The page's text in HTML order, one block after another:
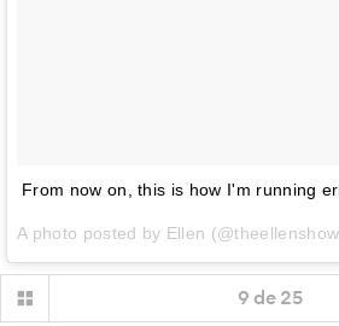
From now on, this is how I'm running
A photo posted by Ellen
9 de 25